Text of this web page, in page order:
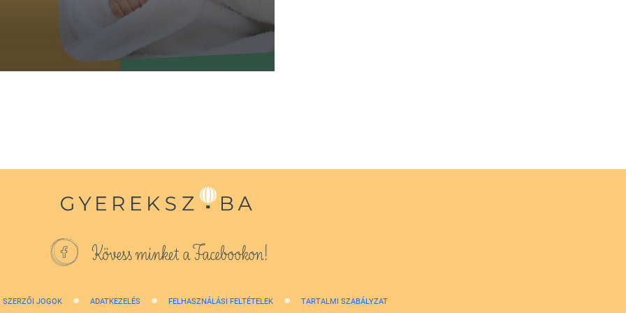
Kövess minket a Facebookon!
SZERZŐI JOGOK ADATKEZELÉS FELHASZNÁLÁSI FELTÉTELEK TARTALMI SZABÁLYZAT